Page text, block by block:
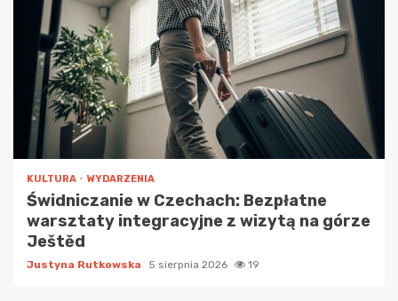
KULTURA WYDARZENIA
Świdniczanie w Czechach: Bezpłatne
warsztaty integracyjne z wizytą na górze
Ještěd
Justyna Rutkowska 5 sierpnia 2026 19